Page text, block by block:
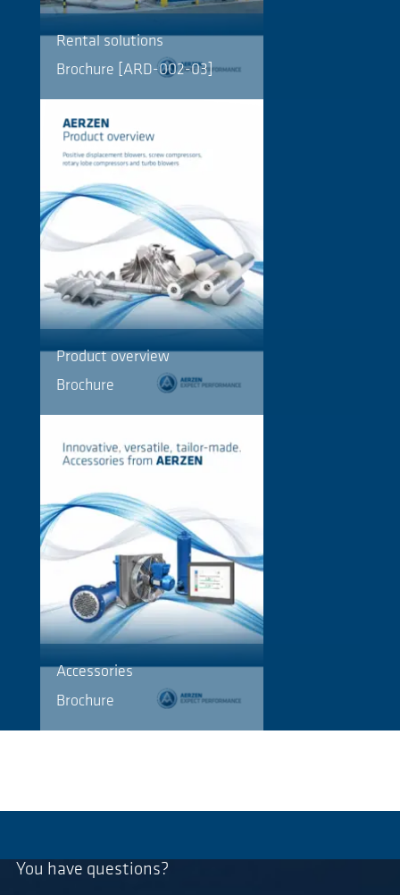
Rental solutions
Brochure [ARD-002-03]
Product overview
Brochure
Accessories
Brochure
You have questions?